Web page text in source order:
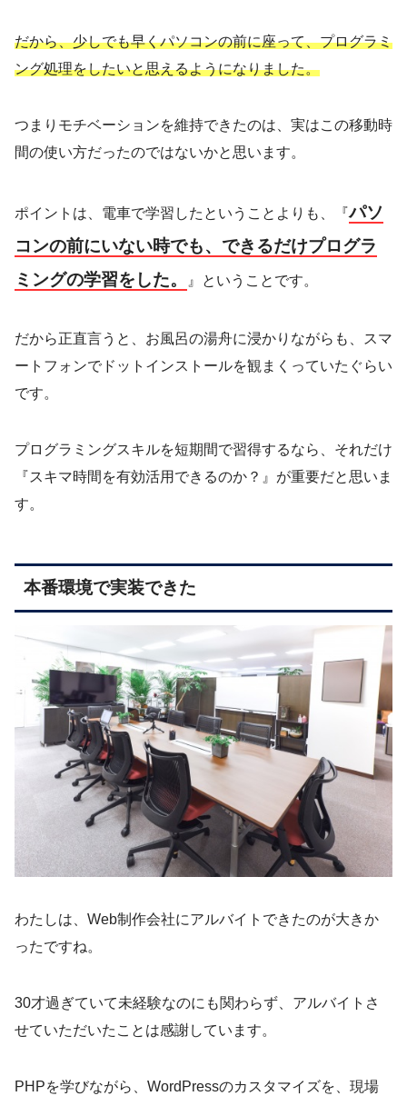
だから、少しでも早くパソコンの前に座って、プログラミ
ング処理をしたいと思えるようになりました。
つまりモチベーションを維持できたのは、実はこの移動時
間の使い方だったのではないかと思います。
ポイントは、電車で学習したということよりも、『パソ
コンの前にいない時でも、できるだけプログラ
ミングの学習をした。
』ということです。
だから正直言うと、お風呂の湯舟に浸かりながらも、スマ
ートフォンでドットインストールを観まくっていたぐらい
です。
プログラミングスキルを短期間で習得するなら、それだけ
『スキマ時間を有効活用できるのか？』が重要だと思いま
す。
本番環境で実装できた
わたしは、Web制作会社にアルバイトできたのが大きか
ったですね。
30才過ぎていて未経験なのにも関わらず、アルバイトさ
せていただいたことは感謝しています。
PHPを学びながら、WordPressのカスタマイズを、現場